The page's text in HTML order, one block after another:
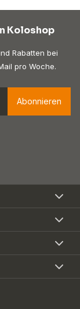
Koloshop
Rabatten bei
pro Woche.
Abonnieren